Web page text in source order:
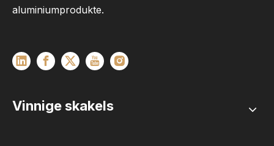
aluminiumprodukte.
Vinnige skakels